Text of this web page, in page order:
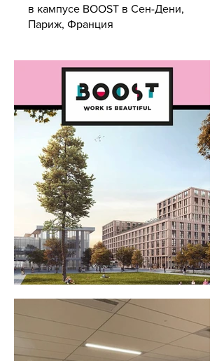
в кампусе BOOST в Сен-Дени,
Париж, Франция